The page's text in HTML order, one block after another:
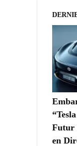
Futur
en